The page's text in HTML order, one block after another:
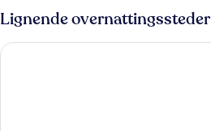
terrasse,
basseng
Lignende overnattingssteder
Park Central South Beach